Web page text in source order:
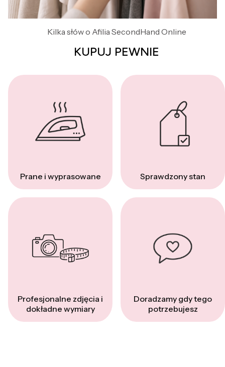
Kilka słów o Afilia SecondHand Online
KUPUJ PEWNIE
Prane i wyprasowane Sprawdzony stan
Profesjonalne zdjęcia i
dokładne wymiary
Doradzamy gdy tego
potrzebujesz